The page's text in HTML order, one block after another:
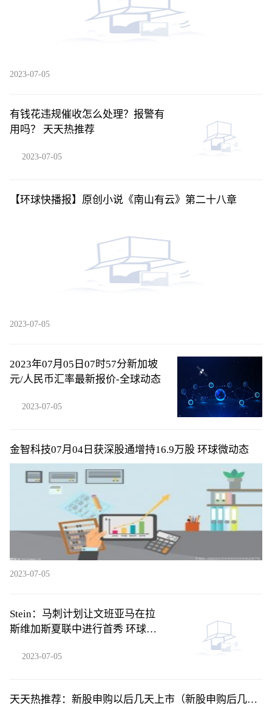
2023-07-05
有钱花违规催收怎么处理？报警有
用吗？ 天天热推荐
2023-07-05
【环球快播报】原创小说《南山有云》第二十八章
2023-07-05
2023年07月05日07时57分新加坡
元/人民币汇率最新报价-全球动态
2023-07-05
金智科技07月04日获深股通增持16.9万股 环球微动态
2023-07-05
Stein：马刺计划让文班亚马在拉
斯维加斯夏联中进行首秀 环球新
2023-07-05
天天热推荐：新股申购以后几天上市（新股申购后几天